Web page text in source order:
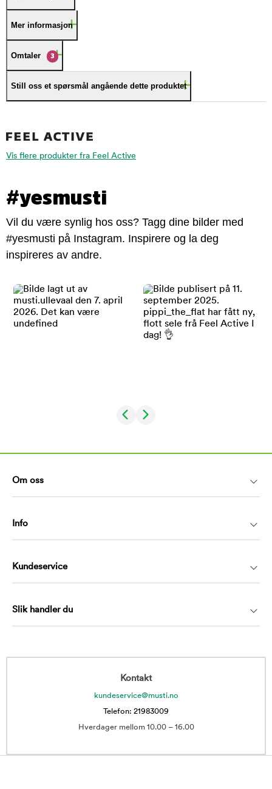
Mer informasjon
Omtaler 3
Still oss et spørsmål angående dette produktet
Vis flere produkter fra Feel Active
#yesmusti
Vil du være synlig hos oss? Tagg dine bilder med
#yesmusti på Instagram. Inspirere og la deg
inspireres av andre.
Om oss
Info
Kundeservice
Slik handler du
Kontakt
kundeservice@musti.no
Telefon: 21983009
Hverdager mellom 10.00 – 16.00